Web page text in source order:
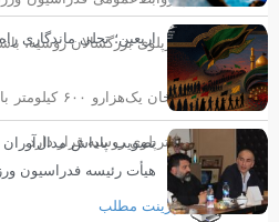
تیم ملی واترپلوی بزرگسالان روسیه،
شهر
سوم لیگ واترپلوی روسیه قرار دارد.
پرینت مطلب
اربعین؛ تجلی ماندگاری
تصویب پاداش
هیأت رئیسه فدراسیون